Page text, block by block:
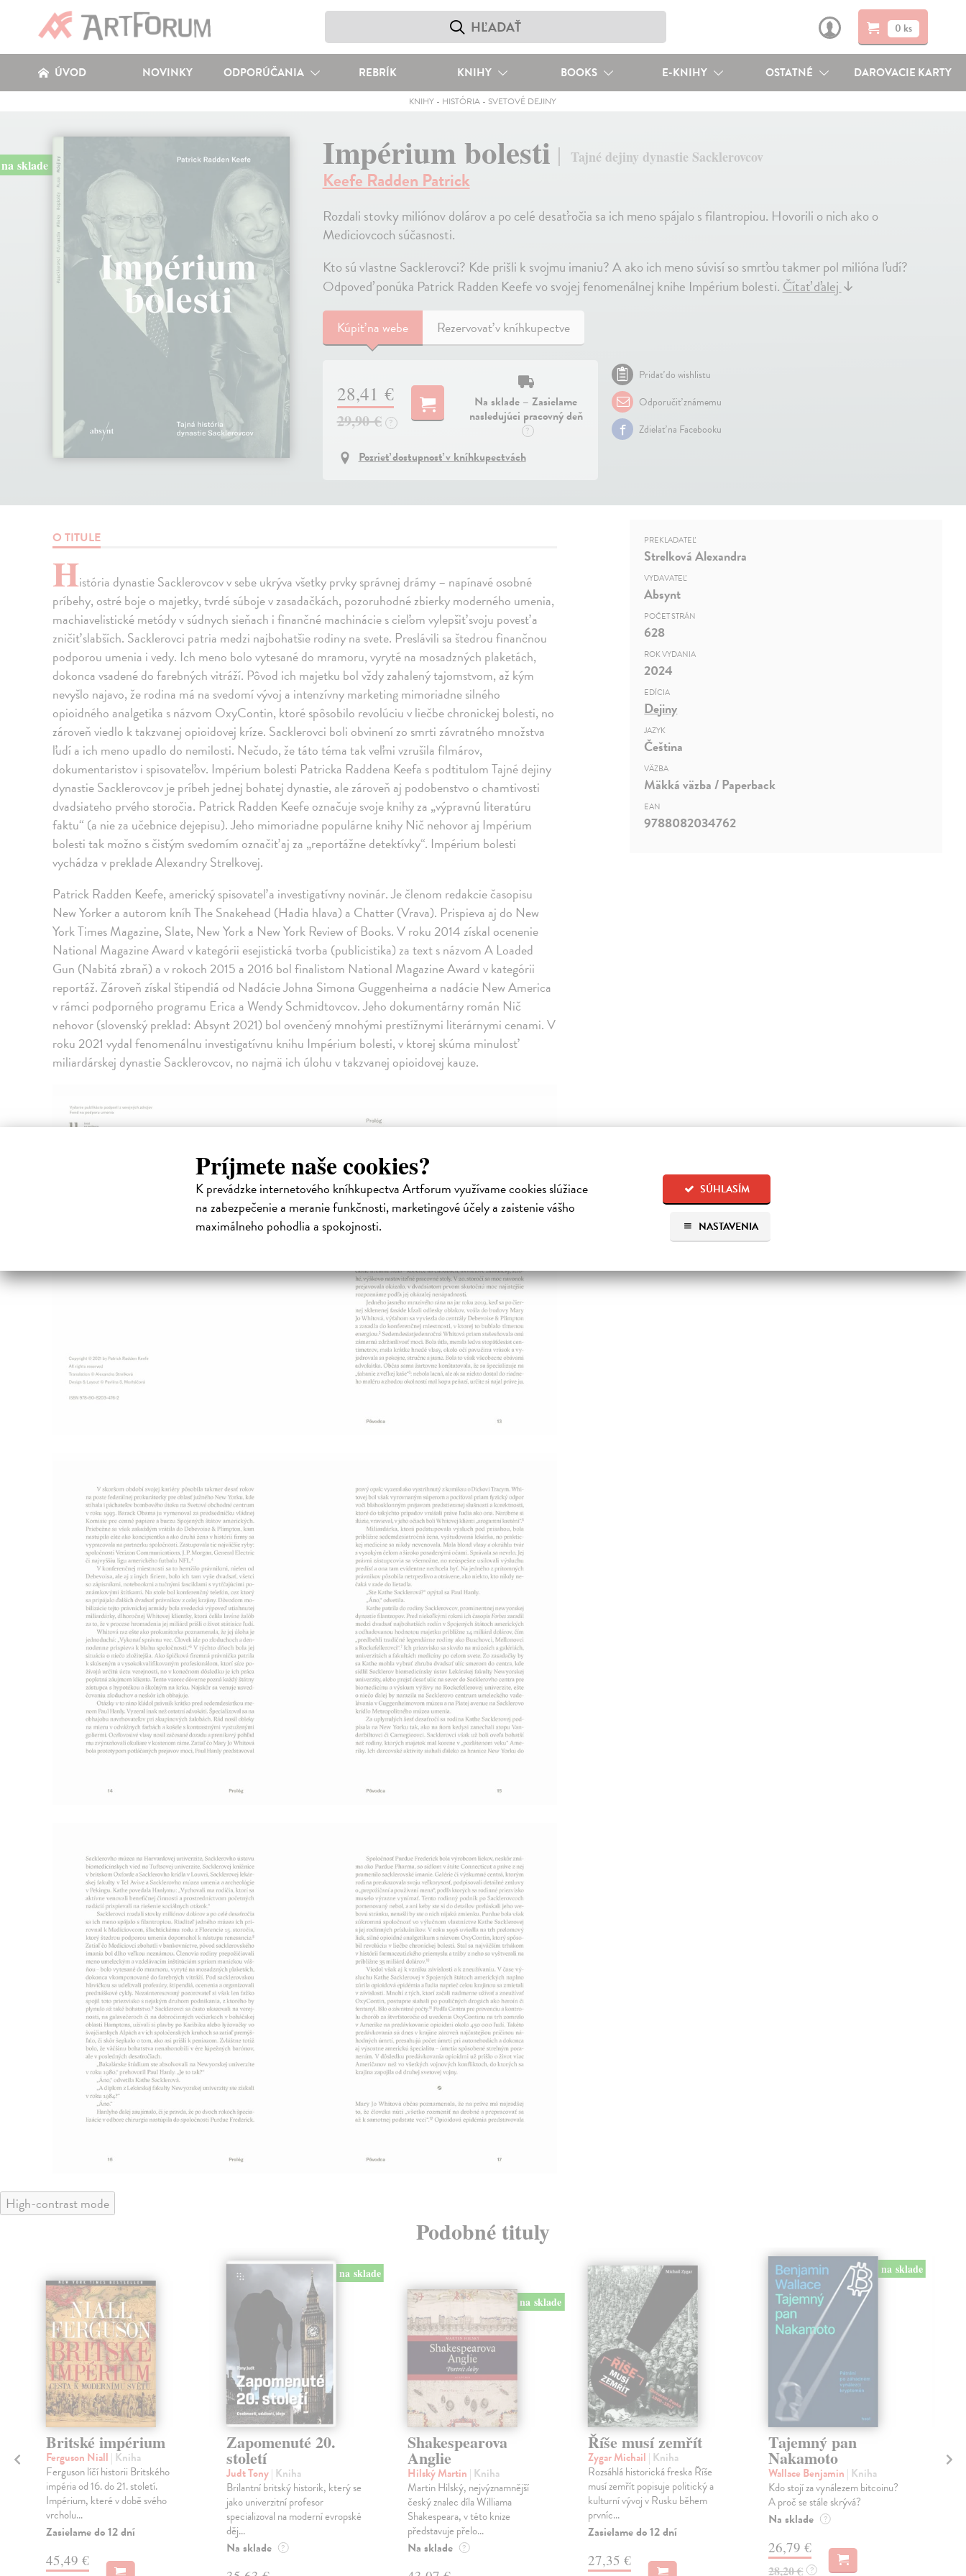
Príjmete naše cookies?
K prevádzke internetového kníhkupectva Artforum využívame cookies slúžiace
na zabezpečenie a meranie funkčnosti, marketingové účely a zaistenie vášho
maximálneho pohodlia a spokojnosti.
SÚHLASÍM
NASTAVENIA
0 ks
ÚVOD NOVINKY ODPORÚČANIA REBRÍK KNIHY BOOKS E-KNIHY OSTATNÉ DAROVACIE KARTY
KNIHY - HISTÓRIA - SVETOVÉ DEJINY
na sklade Impérium bolesti Tajné dejiny dynastie Sacklerovcov
Keefe Radden Patrick
Rozdali stovky miliónov dolárov a po celé desaťročia sa ich meno spájalo s filantropiou. Hovorili o nich ako o
Mediciovcoch súčasnosti.
Kto sú vlastne Sacklerovci? Kde prišli k svojmu imaniu? A ako ich meno súvisí so smrťou takmer pol milióna ľudí?
Odpoveď ponúka Patrick Radden Keefe vo svojej fenomenálnej knihe Impérium bolesti.Čítať ďalej↓
Kúpiťna webe Rezervovať v kníhkupectve
28,41 €
29,90 € ?
Na sklade – Zasielame
nasledujúci pracovný deň
?
Pozrieť dostupnosť v kníhkupectvách
Pridať do wishlistu
Odporučiť známemu
Zdielať na Facebooku
O TITULE
História dynastie Sacklerovcov v sebe ukrýva všetky prvky správnej drámy – napínavé osobné
príbehy, ostré boje o majetky, tvrdé súboje v zasadačkách, pozoruhodné zbierky moderného umenia,
machiavelistické metódy v súdnych sieňach i finančné machinácie s cieľom vylepšiť svoju povesť a
zničiť slabších. Sacklerovci patria medzi najbohatšie rodiny na svete. Preslávili sa štedrou finančnou
podporou umenia i vedy. Ich meno bolo vytesané do mramoru, vyryté na mosadzných plaketách,
dokonca vsadené do farebných vitráží. Pôvod ich majetku bol vždy zahalený tajomstvom, až kým
nevyšlo najavo, že rodina má na svedomí vývoj a intenzívny marketing mimoriadne silného
opioidného analgetika s názvom OxyContin, ktoré spôsobilo revolúciu v liečbe chronickej bolesti, no
zároveň viedlo k takzvanej opioidovej kríze. Sacklerovci boli obvinení zo smrti závratného množstva
ľudí a ich meno upadlo do nemilosti. Nečudo, že táto téma tak veľmi vzrušila filmárov,
dokumentaristov i spisovateľov. Impérium bolesti Patricka Raddena Keefa s podtitulom Tajné dejiny
dynastie Sacklerovcov je príbeh jednej bohatej dynastie, ale zároveň aj podobenstvo o chamtivosti
dvadsiateho prvého storočia. Patrick Radden Keefe označuje svoje knihy za „výpravnú literatúru
faktu“ (a nie za učebnice dejepisu). Jeho mimoriadne populárne knihy Nič nehovor aj Impérium
bolesti tak možno s čistým svedomím označiť aj za „reportážne detektívky“. Impérium bolesti
vychádza v preklade Alexandry Strelkovej.
Patrick Radden Keefe, americký spisovateľ a investigatívny novinár. Je členom redakcie časopisu
New Yorker a autorom kníh The Snakehead (Hadia hlava) a Chatter (Vrava). Prispieva aj do New
York Times Magazine, Slate, New York a New York Review of Books. V roku 2014 získal ocenenie
National Magazine Award v kategórii esejistická tvorba (publicistika) za text s názvom A Loaded
Gun (Nabitá zbraň) a v rokoch 2015 a 2016 bol finalistom National Magazine Award v kategórii
reportáž. Zároveň získal štipendiá od Nadácie Johna Simona Guggenheima a nadácie New America
v rámci podporného programu Erica a Wendy Schmidtovcov. Jeho dokumentárny román Nič
nehovor (slovenský preklad: Absynt 2021) bol ovenčený mnohými prestížnymi literárnymi cenami. V
roku 2021 vydal fenomenálnu investigatívnu knihu Impérium bolesti, v ktorej skúma minulosť
miliardárskej dynastie Sacklerovcov, no najmä ich úlohu v takzvanej opioidovej kauze.
PREKLADATEĽ
Strelková Alexandra
VYDAVATEĽ
Absynt
POČET STRÁN
628
ROK VYDANIA
2024
EDÍCIA
Dejiny
JAZYK
Čeština
VÄZBA
Mäkká väzba / Paperback
EAN
9788082034762
High-contrast mode
Podobné tituly
Britské impérium
Ferguson Niall | Kniha
Ferguson líčí historii Britského
impéria od 16. do 21. století.
Impérium, které v době svého
vrcholu...
Zasielame do 12 dní
45,49 €
na sklade
Zapomenuté 20.
století
Judt Tony| Kniha
Brilantní britský historik, který se
jako univerzitní profesor
specializoval na moderní evropské
děj...
Na sklade ?
na sklade
Shakespearova
Anglie
Hilský Martin | Kniha
Martin Hilský, nejvýznamnější
český znalec díla Williama
Shakespeara, v této knize
představuje přelo...
Na sklade ?
Říše musí zemřít
Zygar Michail | Kniha
Rozsáhlá historická freska Říše
musí zemřít popisuje politický a
kulturní vývoj v Rusku během
prvníc...
Zasielame do 12 dní
27,35 €
na sklade
Tajemný pan
Nakamoto
Wallace Benjamin | Kniha
Kdo stojí za vynálezem bitcoinu?
A proč se stále skrývá?
Na sklade ?
26,79 €
28,20 € ?